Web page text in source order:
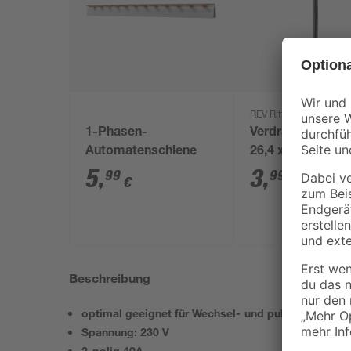
1-Phasen-
Automatenschiene
5,99 €
REV Ritter
26,4 x 1,8 cm 3
3,99
Beschreibung
optimal geeignet für Wechsel- und pulsierende
Spannung: 230 V